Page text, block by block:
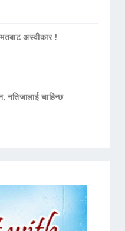
अस्वीकार !
नतिजालाई चाहिन्छ